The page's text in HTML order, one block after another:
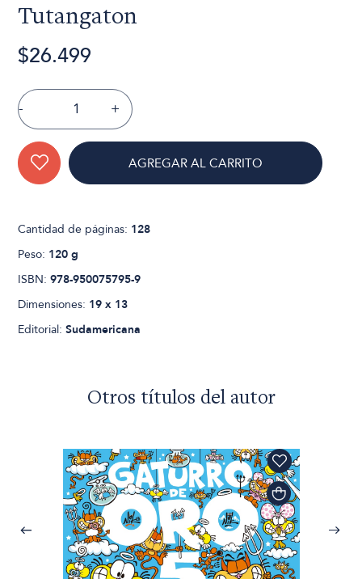
Tutangaton
$26.499
- +
AGREGAR AL CARRITO
Cantidad de páginas: 128
Peso: 120 g
ISBN:978-950075795-9
Dimensiones: 19 x 13
Editorial:Sudamericana
Otros títulos del autor